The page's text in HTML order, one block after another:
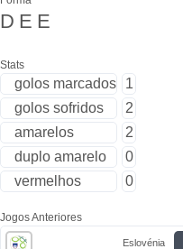
D E E
Stats
golos marcados
1
golos sofridos
2
amarelos
2
duplo amarelo
0
vermelhos
0
Jogos Anteriores
Eslovénia